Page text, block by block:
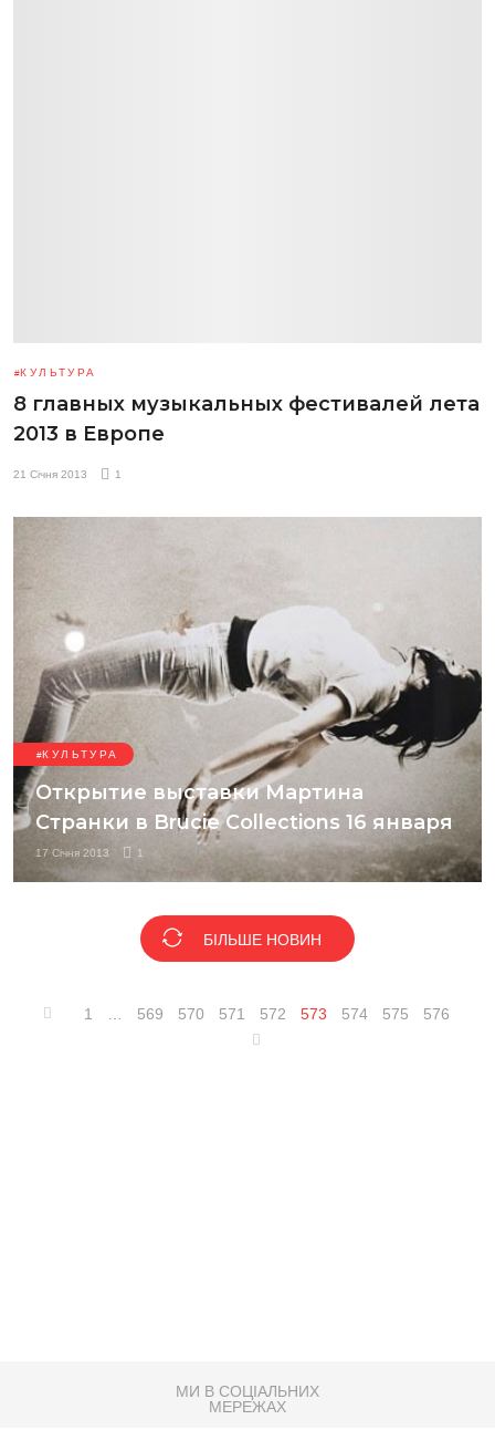
КУЛЬТУРА
8 главных музыкальных фестивалей лета
2013 в Европе
21 Січня 2013 1
КУЛЬТУРА
Открытие выставки Мартина
Странки в Brucie Collections 16 января
17 Січня 2013 1
БІЛЬШЕ НОВИН
1 569 570 571 572 573 574 575 576
МИ В СОЦІАЛЬНИХ
МЕРЕЖАХ